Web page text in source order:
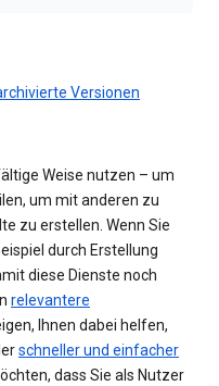
Versionen
Weise nutzen – um
um mit anderen zu
zu erstellen. Wenn Sie
durch Erstellung
diese Dienste noch
relevantere
Ihnen dabei helfen,
schneller und einfacher
dass Sie als Nutzer